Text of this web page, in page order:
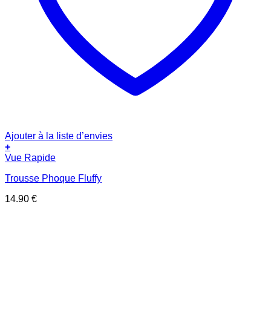
Ajouter à la liste d’envies
+
Vue Rapide
Trousse Phoque Fluffy
14.90 €